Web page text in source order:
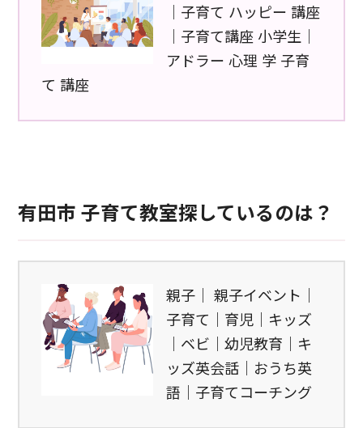
｜子育て ハッピー 講座
｜子育て講座 小学生｜
アドラー 心理 学 子育
て 講座
有田市 子育て教室探しているのは？
親子｜ 親子イベント｜
子育て｜育児｜キッズ
｜ベビ｜幼児教育｜キ
ッズ英会話｜おうち英
語｜子育てコーチング